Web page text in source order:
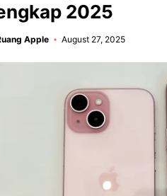
2025
Apple August 27, 2025